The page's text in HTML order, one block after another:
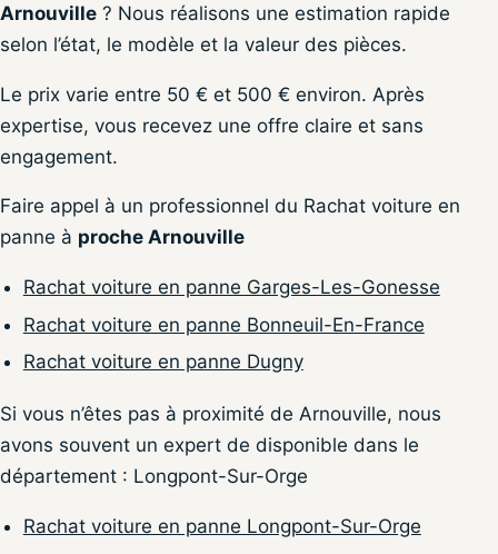
Arnouville ? Nous réalisons une estimation rapide
selon l’état, le modèle et la valeur des pièces.
Le prix varie entre 50 € et 500 € environ. Après
expertise, vous recevez une offre claire et sans
engagement.
Faire appel à un professionnel du Rachat voiture en
panne à proche Arnouville
Rachat voiture en panne Garges-Les-Gonesse
Rachat voiture en panne Bonneuil-En-France
Rachat voiture en panne Dugny
Si vous n’êtes pas à proximité de Arnouville, nous
avons souvent un expert de disponible dans le
département : Longpont-Sur-Orge
Rachat voiture en panne Longpont-Sur-Orge